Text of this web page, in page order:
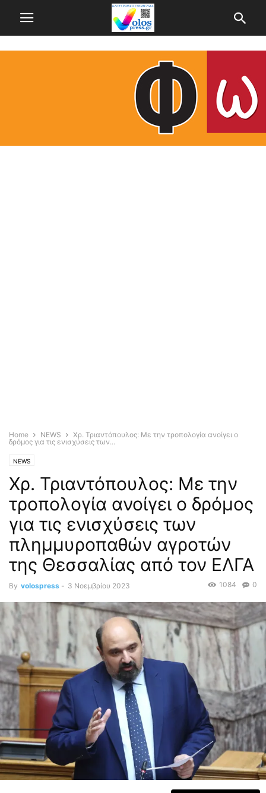
Home NEWS
Χρ. Τριαντόπουλος: Με την τροπολογία ανοίγει ο
δρόμος για τις ενισχύσεις των...
NEWS
Χρ. Τριαντόπουλος: Με την
τροπολογία ανοίγει ο δρόμος
για τις ενισχύσεις των
πλημμυροπαθών αγροτών
της Θεσσαλίας από τον ΕΛΓΑ
By volospress - 3 Νοεμβρίου 2023 0
1084